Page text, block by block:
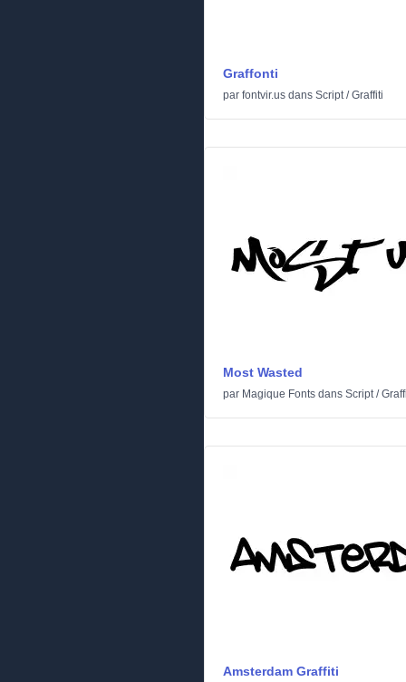
Graffonti
par fontvir.us dans Script/Graffiti
Most Wasted
par Magique Fonts dans Script/
Amsterdam Graffiti